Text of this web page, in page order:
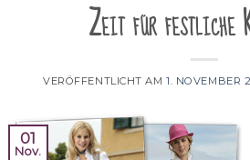
Zeit für festliche
VERÖFFENTLICHT AM1. NOVEMBER
01
Nov.